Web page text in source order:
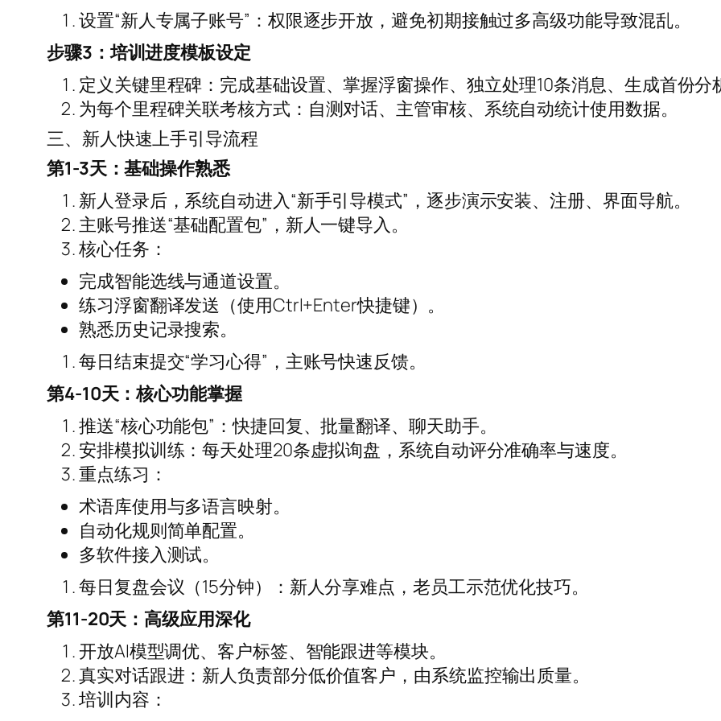
设置“新人专属子账号”：权限逐步开放，避免初期接触过多高级功能导致混乱。
步骤3：培训进度模板设定
定义关键里程碑：完成基础设置、掌握浮窗操作、独立处理10条消息、生成首份分
为每个里程碑关联考核方式：自测对话、主管审核、系统自动统计使用数据。
三、新人快速上手引导流程
第1-3天：基础操作熟悉
新人登录后，系统自动进入“新手引导模式”，逐步演示安装、注册、界面导航。
主账号推送“基础配置包”，新人一键导入。
核心任务：
完成智能选线与通道设置。
练习浮窗翻译发送（使用Ctrl+Enter快捷键）。
熟悉历史记录搜索。
每日结束提交“学习心得”，主账号快速反馈。
第4-10天：核心功能掌握
推送“核心功能包”：快捷回复、批量翻译、聊天助手。
安排模拟训练：每天处理20条虚拟询盘，系统自动评分准确率与速度。
重点练习：
术语库使用与多语言映射。
自动化规则简单配置。
多软件接入测试。
每日复盘会议（15分钟）：新人分享难点，老员工示范优化技巧。
第11-20天：高级应用深化
开放AI模型调优、客户标签、智能跟进等模块。
真实对话跟进：新人负责部分低价值客户，由系统监控输出质量。
培训内容：